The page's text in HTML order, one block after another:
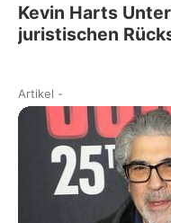
Kevin Harts
juristischen
Artikel -